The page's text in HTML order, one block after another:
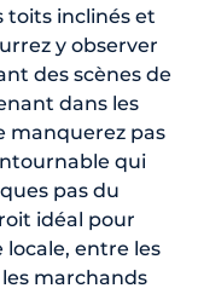
toits inclinés et
y observer
des scènes de
dans les
manquerez pas
qui
pas du
idéal pour
entre les
marchands